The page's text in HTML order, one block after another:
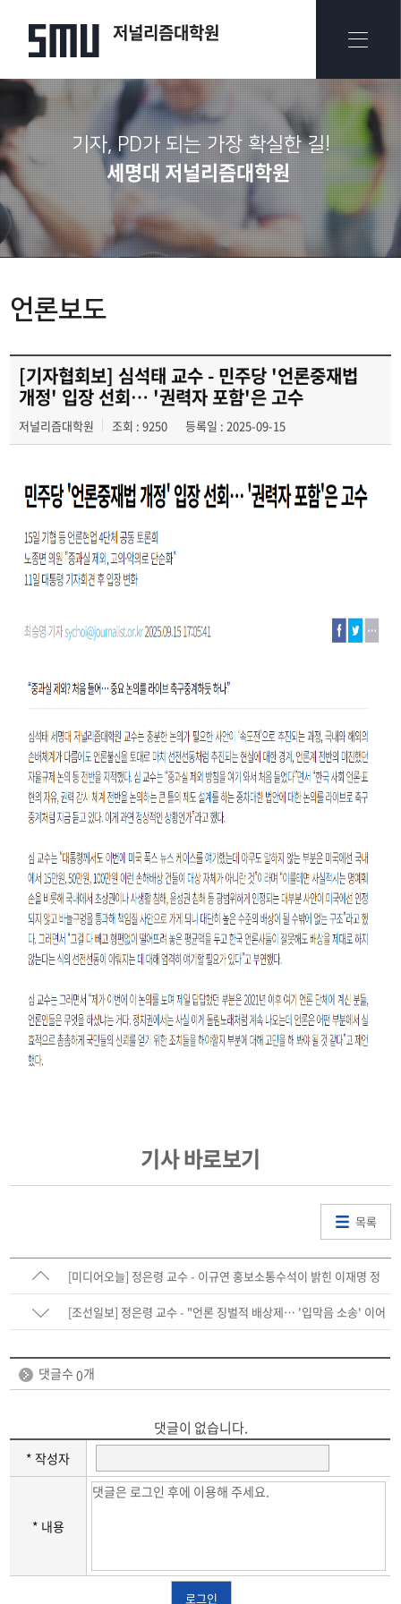
저널리즘대학원
기자, PD가 되는 가장 확실한 길!
세명대 저널리즘대학원
언론보도
[기자협회보] 심석태 교수 - 민주당 '언론중재법
개정' 입장 선회… '권력자 포함'은 고수
저널리즘대학원 조회 : 9250 등록일 : 2025-09-15
기사 바로보기
목록
[미디어오늘] 정은령 교수 - 이규연 홍보소통수석이 밝힌 이재명 정
부 미디어 정책 방향
[조선일보] 정은령 교수 - "언론 징벌적 배상제… '입막음 소송' 이어
댓글수0개
댓글이 없습니다.
* 작성자
* 내용
로그인